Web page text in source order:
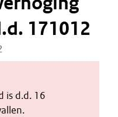
171012
is d.d. 16